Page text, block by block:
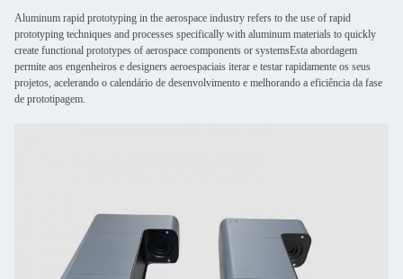
Aluminum rapid prototyping in the aerospace industry refers to the use of rapid
prototyping techniques and processes specifically with aluminum materials to quickly
create functional prototypes of aerospace components or systemsEsta abordagem
permite aos engenheiros e designers aeroespaciais iterar e testar rapidamente os seus
projetos, acelerando o calendário de desenvolvimento e melhorando a eficiência da fase
de prototipagem.